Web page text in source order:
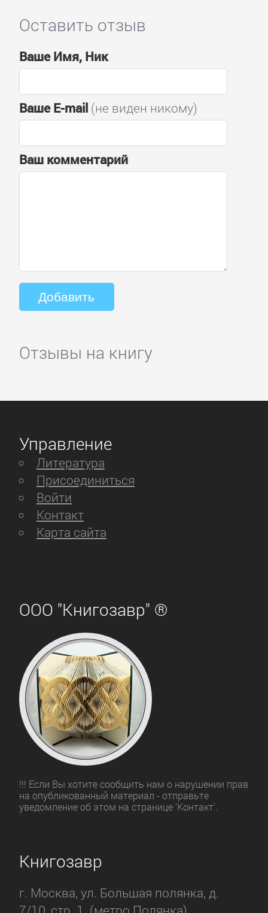
Оставить отзыв
Ваше Имя, Ник
Ваше E-mail(не виден никому)
Ваш комментарий
Отзывы на книгу
Управление
Литература
Присоединиться
Войти
Контакт
Карта сайта
ООО "Книгозавр" ®
!!! Если Вы хотите сообщить нам о нарушении прав
на опубликованный материал - отправьте
уведомление об этом на странице 'Контакт'.
Книгозавр
г. Москва, ул. Большая полянка, д.